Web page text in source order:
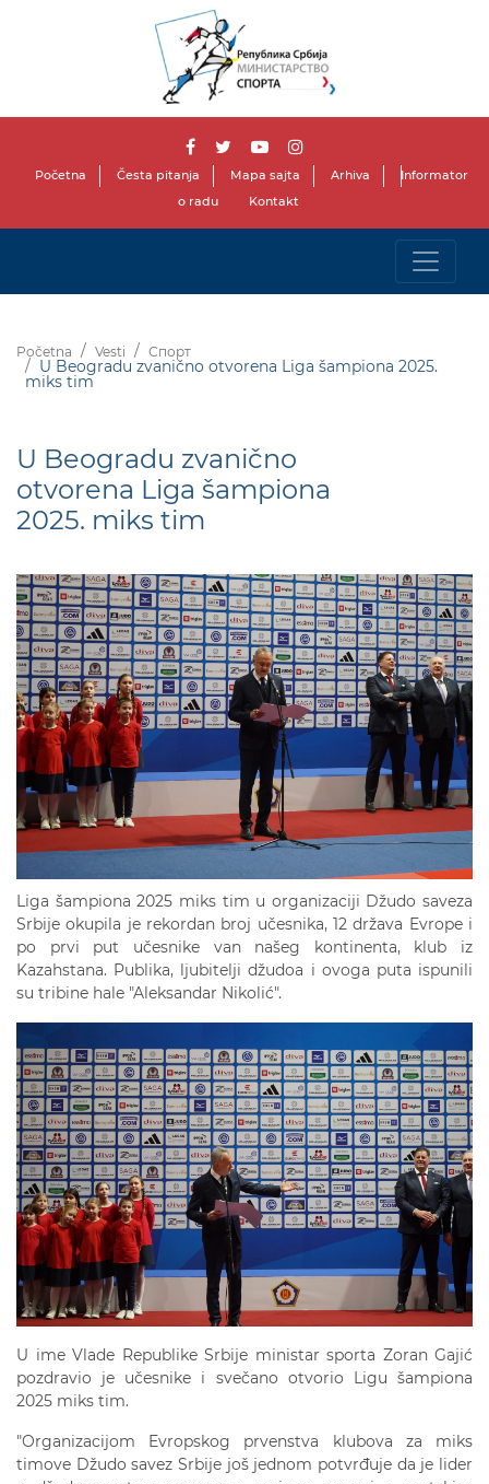
Početna Česta pitanja Mapa sajta Arhiva
Informator
o radu
Kontakt
Početna Vesti Спорт
U Beogradu zvanično otvorena Liga šampiona 2025.
miks tim
U Beogradu zvanično
otvorena Liga šampiona
2025. miks tim
Liga šampiona 2025 miks tim u organizaciji Džudo saveza
Srbije okupila je rekordan broj učesnika, 12 država Evrope i
po prvi put učesnike van našeg kontinenta, klub iz
Kazahstana. Publika, ljubitelji džudoa i ovoga puta ispunili
su tribine hale "Aleksandar Nikolić".
U ime Vlade Republike Srbije ministar sporta Zoran Gajić
pozdravio je učesnike i svečano otvorio Ligu šampiona
2025 miks tim.
"Organizacijom Evropskog prvenstva klubova za miks
timove Džudo savez Srbije još jednom potvrđuje da je lider